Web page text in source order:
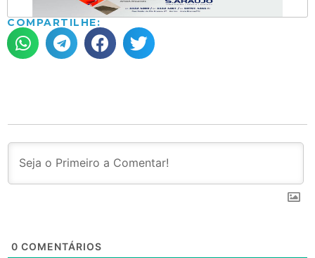
COMPARTILHE:
0 COMENTÁRIOS